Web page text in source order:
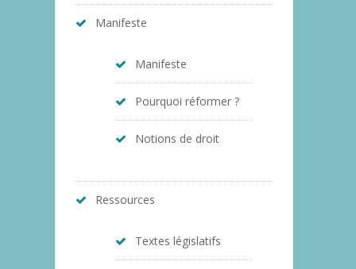
Manifeste
Manifeste
Pourquoi réformer ?
Notions de droit
Ressources
Textes législatifs